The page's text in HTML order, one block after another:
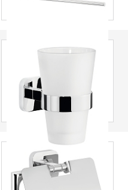
® Porta
bicchiere Elegaant,
autoadesivo,
cromato, design
elegante
tesa ® Porta carta
igienica Elegaant,